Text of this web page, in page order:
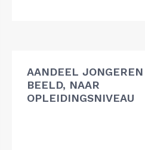
AANDEEL
BEELD, NAAR
OPLEIDINGSNIVEAU